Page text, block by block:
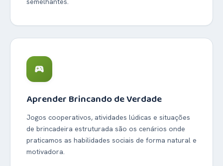
sports_esports
Aprender Brincando de Verdade
Jogos cooperativos, atividades lúdicas e situações
de brincadeira estruturada são os cenários onde
praticamos as habilidades sociais de forma natural e
motivadora.